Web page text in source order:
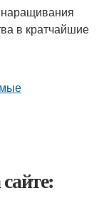
в кратчайшие